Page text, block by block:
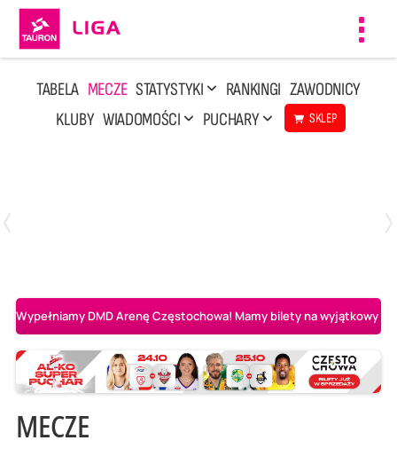
TABELA MECZE STATYSTYKI RANKINGI ZAWODNICY
KLUBY WIADOMOŚCI PUCHARY SKLEP
Wypełniamy DMD Arenę Częstochowa! Mamy bilety na wyjątkowy
MECZE